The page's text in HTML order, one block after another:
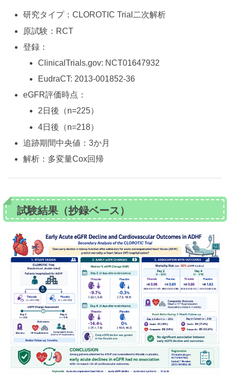
研究タイプ：CLOROTIC Trial二次解析
原試験：RCT
登録：
ClinicalTrials.gov: NCT01647932
EudraCT: 2013-001852-36
eGFR評価時点：
2日後（n=225）
4日後（n=218）
追跡期間中央値：3か月
解析：多変量Cox回帰
試験結果（抄録ベース）